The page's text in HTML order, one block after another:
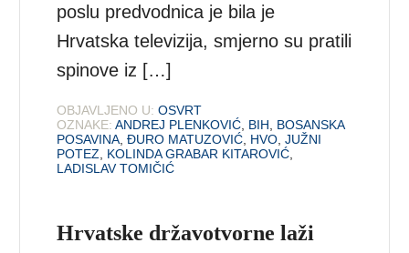
poslu predvodnica je bila je
Hrvatska televizija, smjerno su pratili
spinove iz […]
OBJAVLJENO U: OSVRT
OZNAKE: ANDREJ PLENKOVIĆ BIH
BOSANSKA
POSAVINA ,ĐURO MATUZOVIĆ HVO ,JUŽNI
POTEZ
KOLINDA GRABAR KITAROVIĆ
LADISLAV TOMIČIĆ
Hrvatske državotvorne laži